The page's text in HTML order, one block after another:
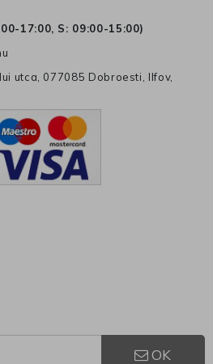
17:00, S: 09:00-15:00)
utca, 077085 Dobroesti, Ilfov,
OK